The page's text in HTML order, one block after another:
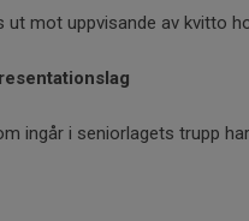
ut mot uppvisande av kvitto
ingår i seniorlagets trupp